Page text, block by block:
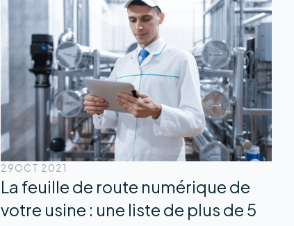
29OCT 2021
La feuille de route numérique de
votre usine : une liste de plus de 5